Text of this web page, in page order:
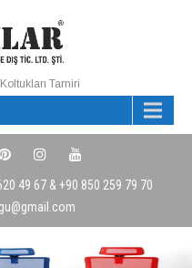
Tamiri
49 67 & +90 850 259 79 70